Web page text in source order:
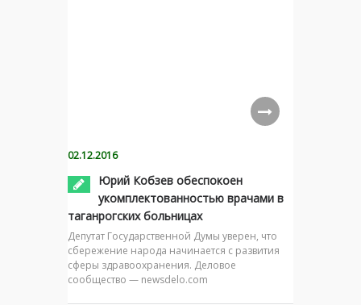
02.12.2016
Юрий Кобзев обеспокоен
укомплектованностью врачами в
таганрогских больницах
Депутат Государственной Думы уверен, что
сбережение народа начинается с развития
сферы здравоохранения. Деловое
сообщество — newsdelo.com